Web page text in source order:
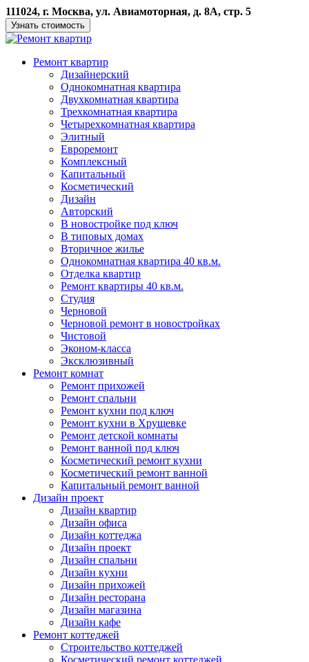
111024, г. Москва, ул. Авиамоторная, д. 8А, стр. 5
Узнать стоимость
Ремонт квартир
Дизайнерский
Однокомнатная квартира
Двухкомнатная квартира
Трехкомнатная квартира
Четырехкомнатная квартира
Элитный
Евроремонт
Комплексный
Капитальный
Косметический
Дизайн
Авторский
В новостройке под ключ
В типовых домах
Вторичное жилье
Однокомнатная квартира 40 кв.м.
Отделка квартир
Ремонт квартиры 40 кв.м.
Студия
Черновой
Черновой ремонт в новостройках
Чистовой
Эконом-класса
Эксклюзивный
Ремонт комнат
Ремонт прихожей
Ремонт спальни
Ремонт кухни под ключ
Ремонт кухни в Хрущевке
Ремонт детской комнаты
Ремонт ванной под ключ
Косметический ремонт кухни
Косметический ремонт ванной
Капитальный ремонт ванной
Дизайн проект
Дизайн квартир
Дизайн офиса
Дизайн коттеджа
Дизайн проект
Дизайн спальни
Дизайн кухни
Дизайн прихожей
Дизайн ресторана
Дизайн магазина
Дизайн кафе
Ремонт коттеджей
Строительство коттеджей
Косметический ремонт коттеджей